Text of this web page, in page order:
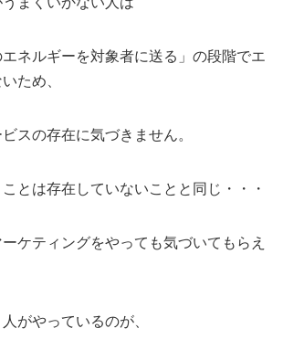
ネルギーを対象者に送る」の段階でエ
ため、
スの存在に気づきません。
とは存在していないことと同じ・・・
ケティングをやっても気づいてもらえ
がやっているのが、